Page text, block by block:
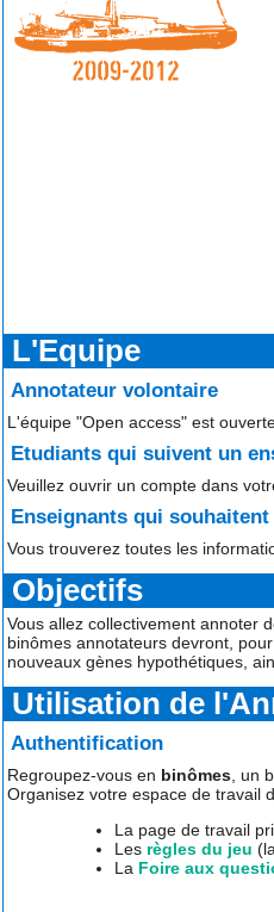
L'Equipe
Annotateur volontaire
L'équipe "Open access" est
Etudiants qui suivent un
Veuillez ouvrir un compte dans
Enseignants qui
Vous trouverez toutes les
Objectifs
Vous allez collectivement annoter
binômes annotateurs devront,
nouveaux gènes hypothétiques,
Utilisation de
Authentification
Regroupez-vous en binômes , un
Organisez votre espace de travail
La page de travail
Les règles du jeu
La Foire aux